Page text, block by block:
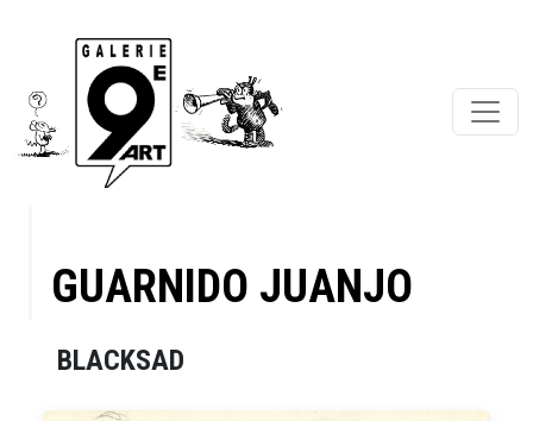
GUARNIDO JUANJO
BLACKSAD